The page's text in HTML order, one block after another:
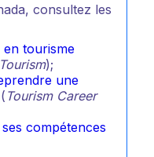
consultez les
tourisme
);
une
( Tourism Career
compétences